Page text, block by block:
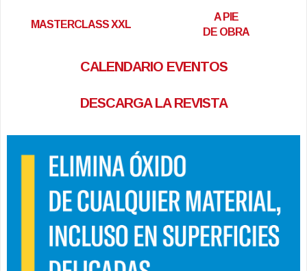
MASTERCLASS XXL
A PIE
DE OBRA
CALENDARIO EVENTOS
DESCARGA LA REVISTA